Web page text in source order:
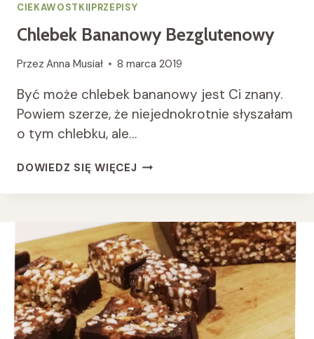
CIEKAWOSTKI|PRZEPISY
Chlebek Bananowy Bezglutenowy
Przez Anna Musiał 8 marca 2019
Być może chlebek bananowy jest Ci znany.
Powiem szerze, że niejednokrotnie słyszałam
o tym chlebku, ale…
DOWIEDZ SIĘ WIĘCEJ CHLEBEK
BEZGLUTENOWY